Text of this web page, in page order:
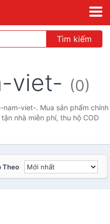
Tìm kiếm
viet- (0)
viet-. Mua sản phẩm chính
nhà miễn phí, thu hộ COD
Theo